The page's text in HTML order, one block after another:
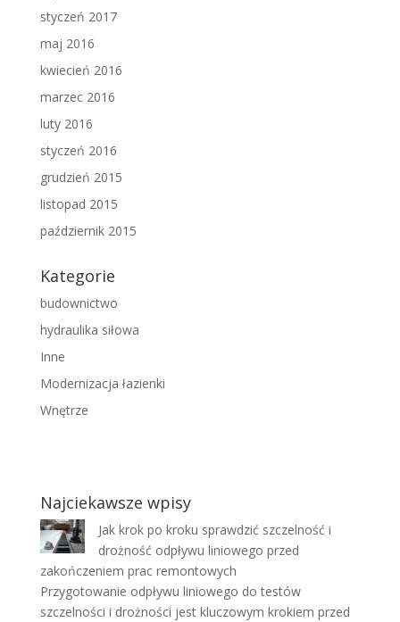
styczeń 2017
maj 2016
kwiecień 2016
marzec 2016
luty 2016
styczeń 2016
grudzień 2015
listopad 2015
październik 2015
Kategorie
budownictwo
hydraulika siłowa
Inne
Modernizacja łazienki
Wnętrze
Najciekawsze wpisy
Jak krok po kroku sprawdzić szczelność i
drożność odpływu liniowego przed
zakończeniem prac remontowych
Przygotowanie odpływu liniowego do testów
szczelności i drożności jest kluczowym krokiem przed